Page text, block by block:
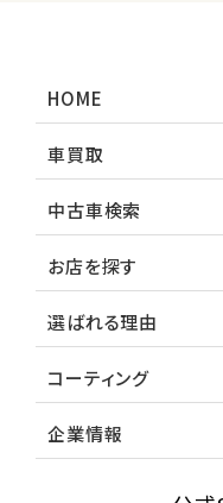
HOME
車買取
中古車検索
お店を探す
選ばれる理由
コーティング
企業情報